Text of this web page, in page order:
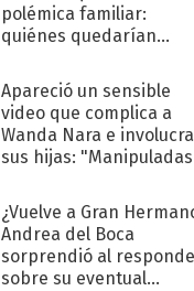
polémica familiar:
quiénes quedarían
Apareció un sensible
video que complica a
Wanda Nara e
sus hijas:
¿Vuelve a Gran
Andrea del Boca
sorprendió al
sobre su eventual